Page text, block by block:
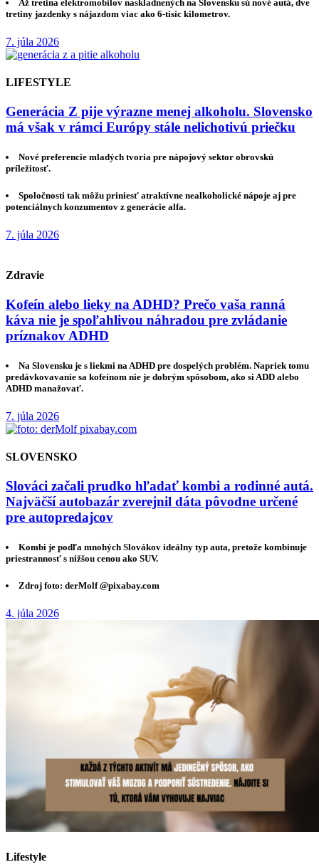
Až tretina elektromobilov naskladnených na Slovensku sú nové autá, dve
tretiny jazdenky s nájazdom viac ako 6-tisíc kilometrov.
7. júla 2026
LIFESTYLE
Generácia Z pije výrazne menej alkoholu. Slovensko
má však v rámci Európy stále nelichotivú priečku
Nové preferencie mladých tvoria pre nápojový sektor obrovskú
príležitosť.
Spoločnosti tak môžu priniesť atraktívne nealkoholické nápoje aj pre
potenciálnych konzumentov z generácie alfa.
7. júla 2026
Zdravie
Kofeín alebo lieky na ADHD? Prečo vaša ranná
káva nie je spoľahlivou náhradou pre zvládanie
príznakov ADHD
Na Slovensku je s liekmi na ADHD pre dospelých problém. Napriek tomu
predávkovavanie sa kofeínom nie je dobrým spôsobom, ako si ADD alebo
ADHD manažovať.
7. júla 2026
SLOVENSKO
Slováci začali prudko hľadať kombi a rodinné autá.
Najväčší autobazár zverejnil dáta pôvodne určené
pre autopredajcov
Kombi je podľa mnohých Slovákov ideálny typ auta, pretože kombinuje
priestrannosť s nižšou cenou ako SUV.
Zdroj foto: derMolf @pixabay.com
4. júla 2026
Lifestyle